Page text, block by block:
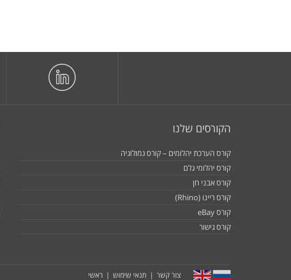
הקורסים שלנו
קורס הערכת יהלומים – קורס גמולוגיה
קורס יהלומי גלם
קורס אבני חן
קורס ריינו (Rhino)
קורס eBay
קורס גישור
ראשי תנאי שימוש צור קשר